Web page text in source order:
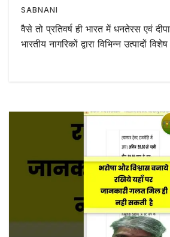
SABNANI
वैसे तो प्रतिवर्ष ही भारत में धनतेरस एवं
भारतीय नागरिकों द्वारा विभिन्न उत्पादों